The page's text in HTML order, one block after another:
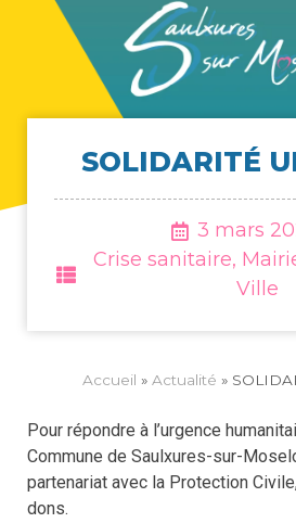
SOLI­DA­RI­TÉ
3 mars
Crise sanitaire,
Ville
Accueil » Actua­li­té »
Pour répondre à l’urgence
Commune de Saulxures-sur-
partenariat avec la Protection
dons.